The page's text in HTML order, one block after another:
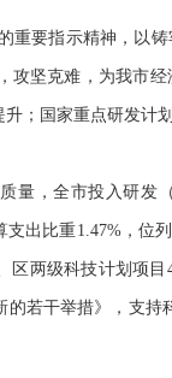
要指示精神，以
攻坚克难， 为我市经
； 国家重点研发计
量，全市投入研发
支出比重1.47%，位
区两级科技计划项目
的若干举措》，支持